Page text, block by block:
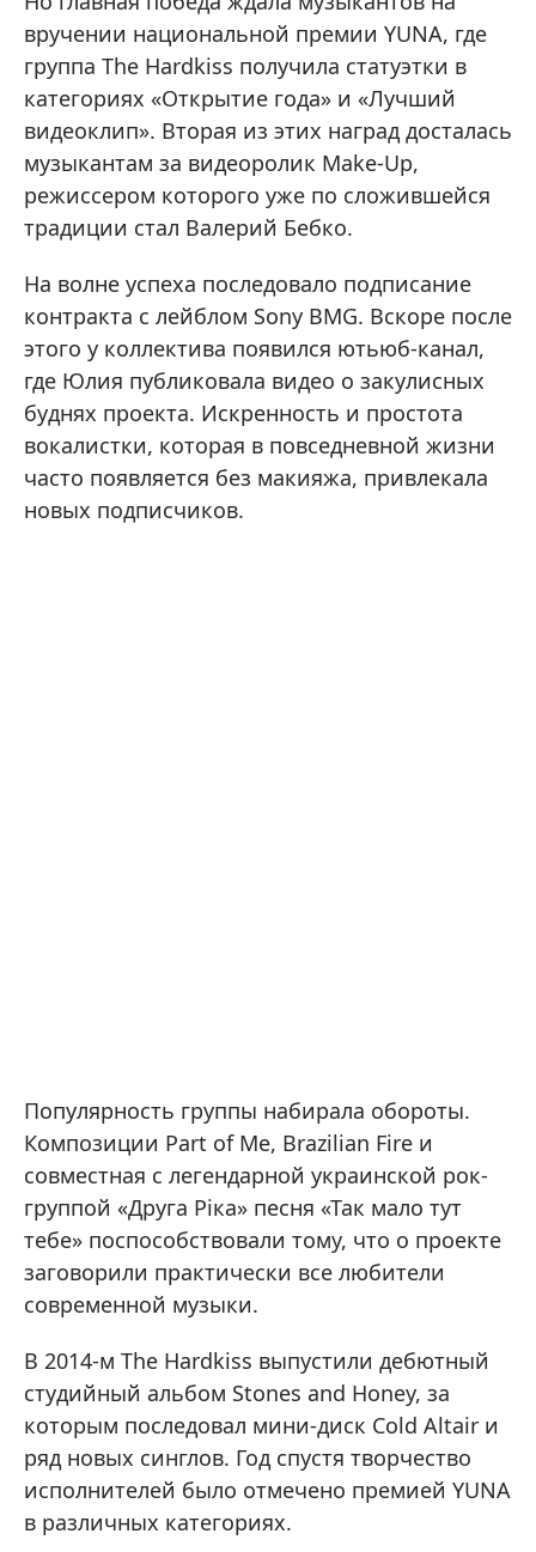
вручении национальной премии YUNA, где
группа The Hardkiss получила статуэтки в
категориях «Открытие года» и «Лучший
видеоклип». Вторая из этих наград досталась
музыкантам за видеоролик Make-Up,
режиссером которого уже по сложившейся
традиции стал Валерий Бебко.
На волне успеха последовало подписание
контракта с лейблом Sony BMG. Вскоре после
этого у коллектива появился ютьюб-канал,
где Юлия публиковала видео о закулисных
буднях проекта. Искренность и простота
вокалистки, которая в повседневной жизни
часто появляется без макияжа, привлекала
новых подписчиков.
Популярность группы набирала обороты.
Композиции Part of Me, Brazilian Fire и
совместная с легендарной украинской рок-
группой «Друга Ріка» песня «Так мало тут
тебе» поспособствовали тому, что о проекте
заговорили практически все любители
современной музыки.
В 2014-м The Hardkiss выпустили дебютный
студийный альбом Stones and Honey, за
которым последовал мини-диск Cold Altair и
ряд новых синглов. Год спустя творчество
исполнителей было отмечено премией YUNA
в различных категориях.